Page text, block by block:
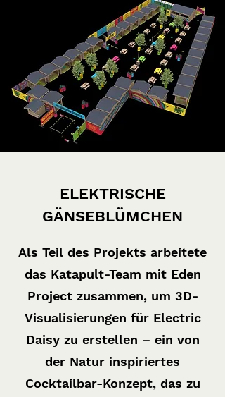
ELEKTRISCHE
GÄNSEBLÜMCHEN
Als Teil des Projekts arbeitete
das Katapult-Team mit Eden
Project zusammen, um 3D-
Visualisierungen für Electric
Daisy zu erstellen – ein von
der Natur inspiriertes
Cocktailbar-Konzept, das zu